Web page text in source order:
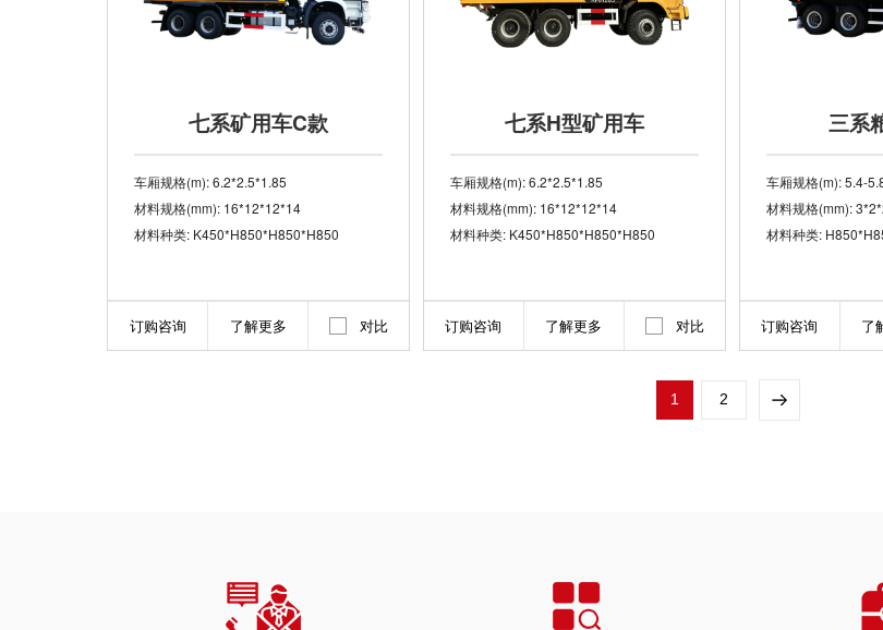
七系矿用车C款
车厢规格(m): 6.2*2.5*1.85
材料规格(mm): 16*12*12*14
材料种类: K450*H850*H850*H850
订购咨询 了解更多 对比
七系H型矿用车
车厢规格(m): 6.2*2.5*1.85
材料规格(mm): 16*12*12*14
材料种类: K450*H850*H850*H850
订购咨询 了解更多 对比
三系
车厢规格(m): 5.4-
材料规格(mm):
材料种类:
订购咨询 了
1 2